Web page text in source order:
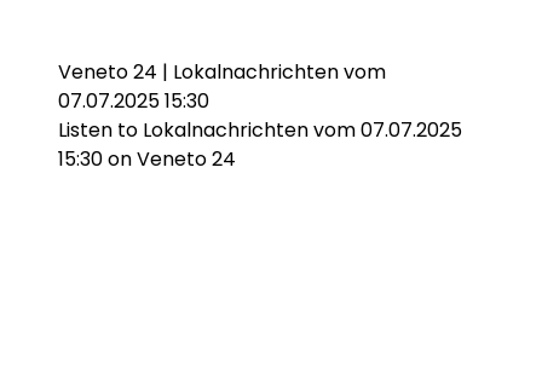
Veneto 24 | Lokalnachrichten vom
07.07.2025 15:30
Listen to Lokalnachrichten vom 07.07.2025
15:30 on Veneto 24